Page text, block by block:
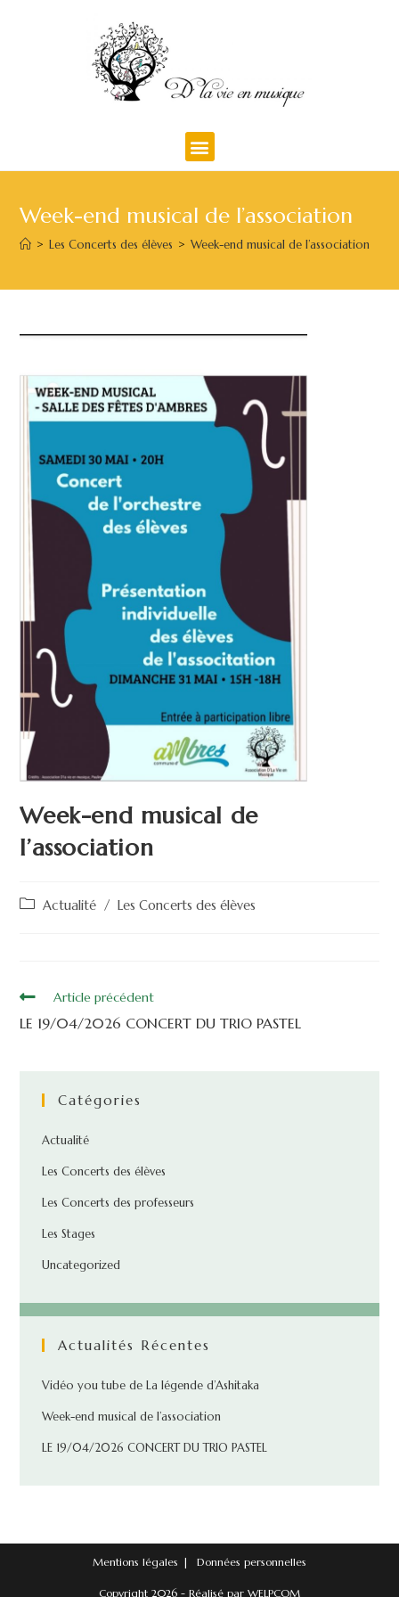
Week-end musical de l’association
> Les Concerts des élèves > Week-end musical de l’association
Week-end musical de
l’association
Actualité / Les Concerts des élèves
Article précédent
LE 19/04/2026 CONCERT DU TRIO PASTEL
Catégories
Actualité
Les Concerts des élèves
Les Concerts des professeurs
Les Stages
Uncategorized
Actualités Récentes
Vidéo you tube de La légende d’Ashitaka
Week-end musical de l’association
LE 19/04/2026 CONCERT DU TRIO PASTEL
Mentions légales Données personnelles
Copyright 2026 - Réalisé par WELPCOM